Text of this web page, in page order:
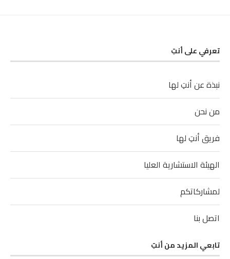
تعرفي على أنتِ
نبذة عن أنتِ لها
من نحن
فريق أنتِ لها
الهيئة الاستشارية العليا
لمشاركاتكم
اتصل بنا
تابعي المزيد من أنتِ